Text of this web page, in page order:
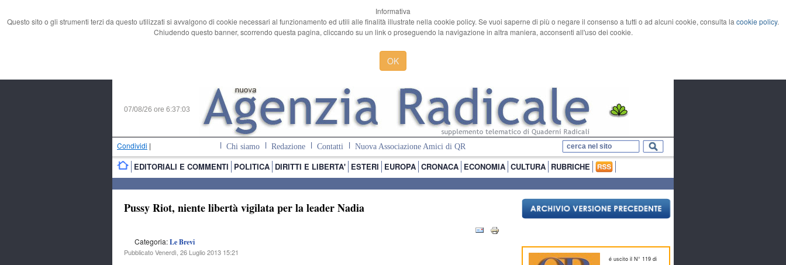
Informativa
Questo sito o gli strumenti terzi da questo utilizzati si avvalgono di cookie necessari al funzionamento ed utili alle finalità illustrate nella cookie policy. Se vuoi saperne di più o negare il consenso a tutti o ad alcuni cookie, consulta la cookie policy.
Chiudendo questo banner, scorrendo questa pagina, cliccando su un link o proseguendo la navigazione in altra maniera, acconsenti all'uso dei cookie.
OK
07/08/26 ore 6:37:04
Condividi | Chi siamo Redazione Contatti Nuova Associazione Amici di QR
EDITORIALI E COMMENTI POLITICA DIRITTI E LIBERTA' ESTERI EUROPA CRONACA ECONOMIA CULTURA RUBRICHE
Pussy Riot, niente libertà vigilata per la leader Nadia
Categoria:Le Brevi
Pubblicato Venerdì, 26 Luglio 2013 15:21
é uscito il N° 119 di